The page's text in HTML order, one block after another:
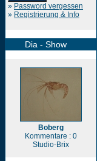
» Password vergessen
» Registrierung & Info
Dia - Show
Boberg
Kommentare : 0
Studio-Brix